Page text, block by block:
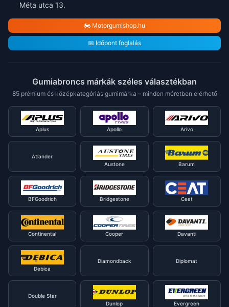
Méta utca 13.
🏍️ Motorgumishop.hu
📅 Időpont foglalás
Gumiabroncs márkák széles választékban
85 prémium és középkategóriás gumimárka – minden méretben elérhető
Aplus Apollo Arivo
Atlander
Austone
Barum
BFGoodrich Bridgestone Ceat
Continental Cooper Davanti
Debica
Diamondback Diplomat
Double Star
Dunlop
Evergreen